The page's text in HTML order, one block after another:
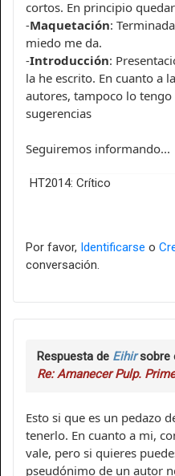
cortos. En principio
-Maquetación:
miedo me da.
-Introducción:
la he escrito. En cuanto a
autores, tampoco lo tengo
sugerencias
Seguiremos informando...
HT2014: Crítico
Por favor, Identificarse o
conversación.
Respuesta de Eihirsobre
Re: Amanecer Pulp.
Esto si que es un pedazo
tenerlo. En cuanto a mi,
vale, pero si quieres
pseudónimo de un autor